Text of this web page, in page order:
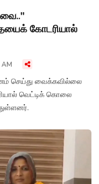
கோடரியால்
AM
செய்து வைக்கவில்லை
வெட்டிக் கொலை